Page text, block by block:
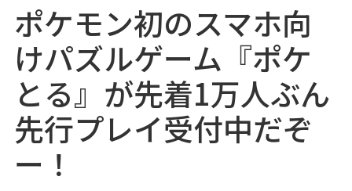
ポケモン初のスマホ向
けパズルゲーム『ポケ
とる』が先着1万人ぶん
先行プレイ受付中だぞ
ー！